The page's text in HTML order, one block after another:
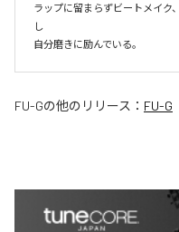
ラップに留まらずビートメイク
し
自分磨きに励んでいる。
FU-Gの他のリリース： FU-G